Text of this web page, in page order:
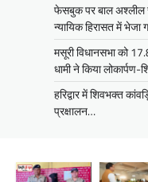
फेसबुक पर बाल अश्लील
न्यायिक हिरासत में भेजा
मसूरी विधानसभा को
धामी ने किया लोकार्पण-
हरिद्वार में शिवभक्त
प्रक्षालन…